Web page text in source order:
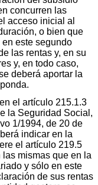
concurren las
acceso inicial al
o bien que
este segundo
las rentas y, en su
y, en todo caso,
deberá aportar la
el artículo 215.1.3
la Seguridad Social,
1/1994, de 20 de
indicar en la
el artículo 219.5
mismas que en la
y sólo en este
de sus rentas